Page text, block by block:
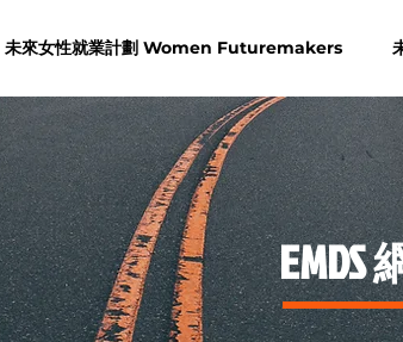
未來女性就業計劃 Women Futuremakers
​EMDS